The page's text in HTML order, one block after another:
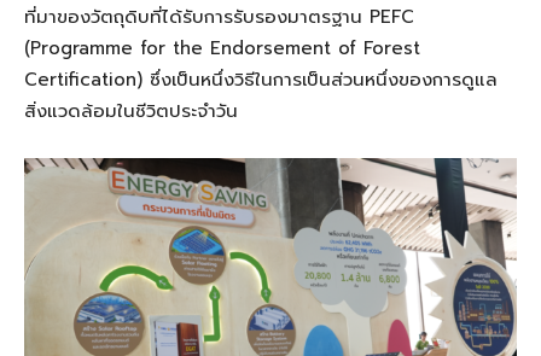
ที่มาของวัตถุดิบที่ได้รับการรับรองมาตรฐาน PEFC
(Programme for the Endorsement of Forest
Certification) ซึ่งเป็นหนึ่งวิธีในการเป็นส่วนหนึ่งของการดูแล
สิ่งแวดล้อมในชีวิตประจำวัน